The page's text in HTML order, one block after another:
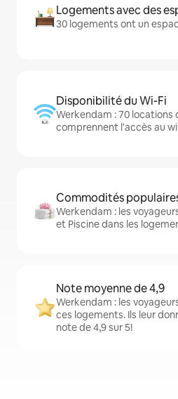
Logements avec des
30 logements ont un
Disponibilité du Wi-Fi
Werkendam : 70 locations
comprennent l'accès au
Commodités
Werkendam : les
et Piscine dans les
Note moyenne de 4,9
Werkendam : les
ces logements. Ils leur
note de 4,9 sur 5!